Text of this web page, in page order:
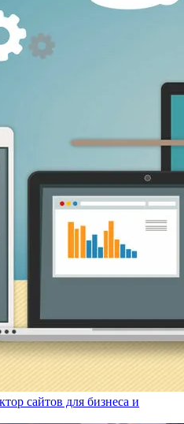
сайтов для бизнеса и